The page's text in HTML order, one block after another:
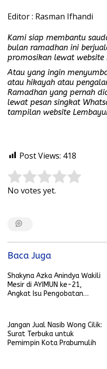
Editor : Rasman Ifhandi
Kami siap membantu
bulan ramadhan ini
promosikan lewat
Atau yang ingin
atau hikayah atau
Ramadhan yang pernah
lewat pesan singkat
tampilan website
Post Views: 418
Rate this item:
No votes yet.
Baca Juga
Shakyna Azka Anindya Wakili
Mesir di AYIMUN ke-21,
Angkat Isu Pengobatan
Jangan Jual Nasib Wong Cilik:
Surat Terbuka untuk
Pemimpin Kota Prabumulih